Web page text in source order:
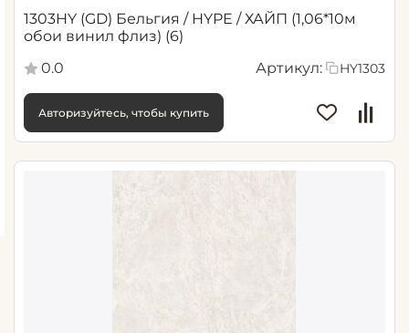
1303HY (GD) Бельгия / HYPE / ХАЙП (1,06*10м
обои винил флиз) (6)
0.0
Артикул: HY1303
Авторизуйтесь, чтобы купить